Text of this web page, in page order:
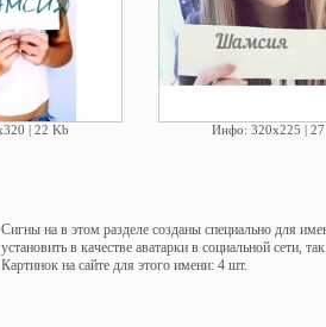
| 22 Kb Инфо: 320х225 |
Сигны на в этом разделе созданы специально для
установить в качестве аватарки в социальной сети,
Картинок на сайте для этого имени: 4 шт.